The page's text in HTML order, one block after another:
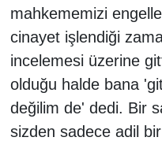
mahkememizi
cinayet işlendiği
incelemesi üzerine
olduğu halde bana
değilim de' dedi. Bir
sizden sadece adil